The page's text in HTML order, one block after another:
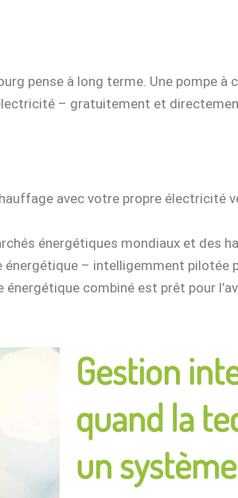
pense à long terme. Une pompe
– gratuitement et
avec votre propre électricité
énergétiques mondiaux et des
– intelligemment pilotée
énergétique combiné est prêt pour
Gestion
quand la
un système